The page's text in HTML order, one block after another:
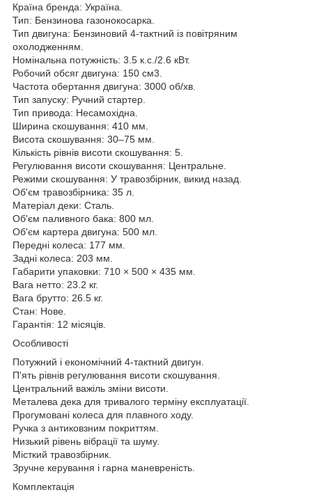
Країна бренда: Україна.
Тип: Бензинова газонокосарка.
Тип двигуна: Бензиновий 4-тактний із повітряним
охолодженням.
Номінальна потужність: 3.5 к.с./2.6 кВт.
Робочий обсяг двигуна: 150 см3.
Частота обертання двигуна: 3000 об/хв.
Тип запуску: Ручний стартер.
Тип привода: Несамохідна.
Ширина скошування: 410 мм.
Висота скошування: 30–75 мм.
Кількість рівнів висоти скошування: 5.
Регулювання висоти скошування: Центральне.
Режими скошування: У травозбірник, викид назад.
Об'єм травозбірника: 35 л.
Матеріал деки: Сталь.
Об'єм паливного бака: 800 мл.
Об'єм картера двигуна: 500 мл.
Передні колеса: 177 мм.
Задні колеса: 203 мм.
Габарити упаковки: 710 × 500 × 435 мм.
Вага нетто: 23.2 кг.
Вага брутто: 26.5 кг.
Стан: Нове.
Гарантія: 12 місяців.
Особливості
Потужний і економічний 4-тактний двигун.
П'ять рівнів регулювання висоти скошування.
Центральний важіль зміни висоти.
Металева дека для тривалого терміну експлуатації.
Прогумовані колеса для плавного ходу.
Ручка з антиковзним покриттям.
Низький рівень вібрації та шуму.
Місткий травозбірник.
Зручне керування і гарна маневреність.
Комплектація